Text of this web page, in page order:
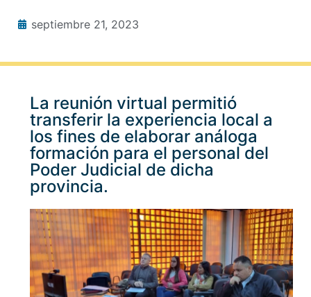
septiembre 21, 2023
La reunión virtual permitió
transferir la experiencia local a
los fines de elaborar análoga
formación para el personal del
Poder Judicial de dicha
provincia.